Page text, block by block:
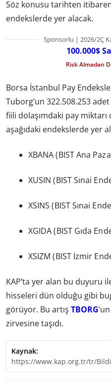
Söz konusu tarihten
endekslerde yer alacak.
Sponsorlu | 2026/2Ç
100.000$
Risk Almadan
Borsa İstanbul Pay
Tuborg’un 322.508.253
fiili dolaşımdaki pay miktarı
aşağıdaki endekslerde yer
XBANA (BIST Ana
XUSIN (BIST Sınai
XSINS (BIST Sınai
XGIDA (BIST Gıda
XSIZM (BIST İzmir
KAP’ta yer alan bu duyuru
hisseleri dün olduğu gibi
görüyor. Bu artış TBORG
zirvesine taşıdı.
Kaynak:
https://www.kap.org.tr/tr/